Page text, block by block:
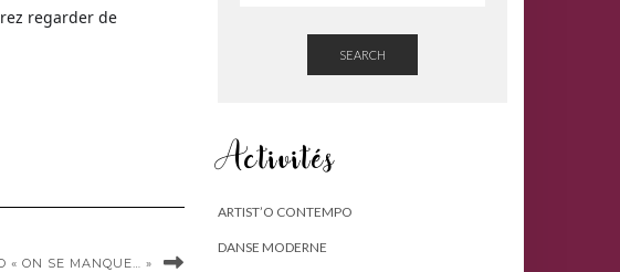
regarder de
« ON SE MANQUE… »
SEARCH
Activités
ARTIST’O CONTEMPO
DANSE MODERNE